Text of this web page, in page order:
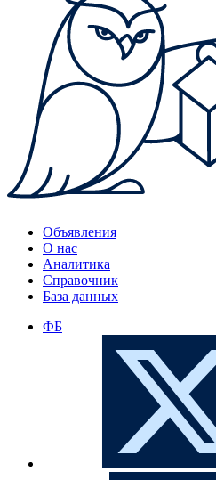
Объявления
О нас
Аналитика
Справочник
База данных
ФБ